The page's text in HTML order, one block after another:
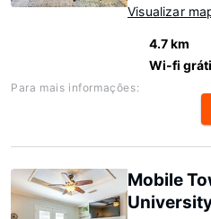
Visualizar
4.7 km
Wi-fi
Para mais informações:
Mobile